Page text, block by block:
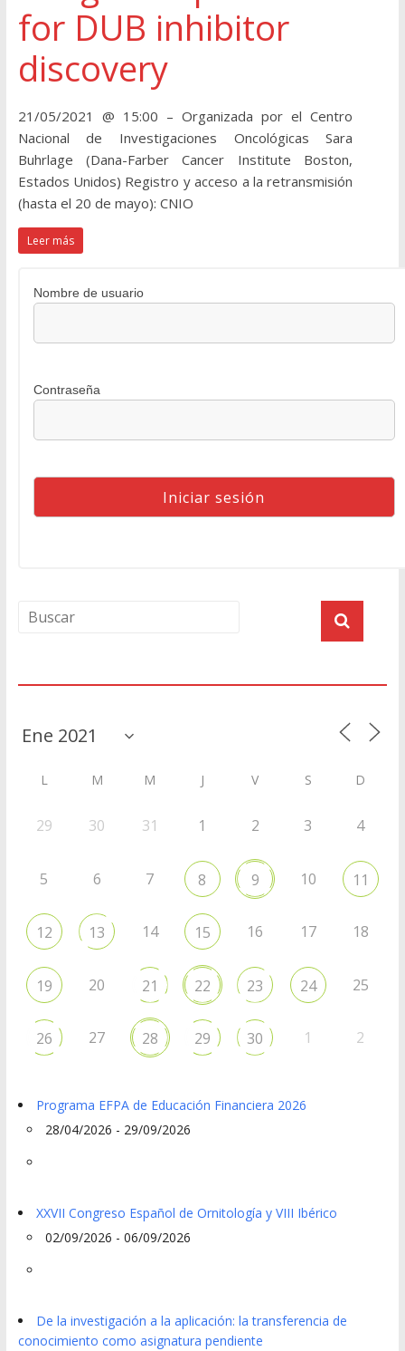
for DUB inhibitor
discovery
21/05/2021 @ 15:00 – Organizada por el Centro
Nacional de Investigaciones Oncológicas Sara
Buhrlage (Dana-Farber Cancer Institute Boston,
Estados Unidos) Registro y acceso a la retransmisión
(hasta el 20 de mayo): CNIO
Leer más
Nombre de usuario
Contraseña
L M M J V S D
29 30 31 1 2 3 4
5 6 7 8 9 10 11
12 13 14 15 16 17 18
19 20 21 22 23 24 25
26 27 28 29 30 1 2
Programa EFPA de Educación Financiera 2026
28/04/2026 - 29/09/2026
XXVII Congreso Español de Ornitología y VIII Ibérico
02/09/2026 - 06/09/2026
De la investigación a la aplicación: la transferencia de
conocimiento como asignatura pendiente